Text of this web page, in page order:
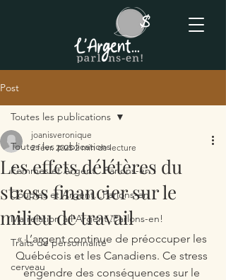
Post
Toutes les publications
Femmes et Argent...Parlons-en !
Couples et Argent...Parlons-en !
Ma relation à l'Argent..Parlons-en!
Traits de personnalité
cerveau
Toutes les publications
Les effets délétères du
stress financier sur le
milieu de travail
joanisveronique
2 févr. 2025 2 min de lecture
« L’argent continue de préoccuper les
Québécois et les Canadiens. Ce stress
engendre des conséquences sur le